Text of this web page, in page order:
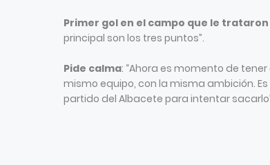
Primer gol en el campo que le
principal son los tres puntos”.
Pide calma: “Ahora es momento de
mismo equipo, con la misma ambición.
partido del Albacete para intentar